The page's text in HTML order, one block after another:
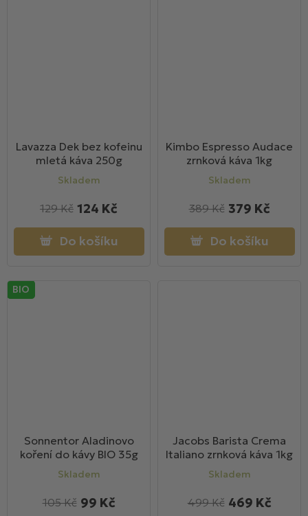
Lavazza Dek bez kofeinu
mletá káva 250g
Skladem
124 Kč
129 Kč
Do košíku
Kimbo Espresso Audace
zrnková káva 1kg
Skladem
379 Kč
389 Kč
Do košíku
BIO
Sonnentor Aladinovo
koření do kávy BIO 35g
Skladem
99 Kč
105 Kč
Jacobs Barista Crema
Italiano zrnková káva 1kg
Skladem
469 Kč
499 Kč